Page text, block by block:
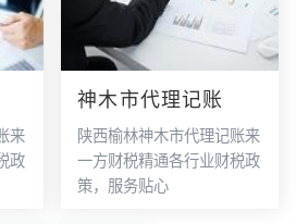
来
政
神木市代理记账
陕西榆林神木市代理记账来
一方财税精通各行业财税政
策，服务贴心